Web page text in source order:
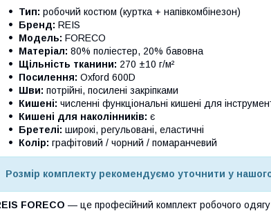
Тип: робочий костюм (куртка + напівкомбінезон)
Бренд: REIS
Модель: FORECO
Матеріал: 80% поліестер, 20% бавовна
Щільність тканини: 270 ±10 г/м²
Посилення: Oxford 600D
Шви: потрійні, посилені закріпками
Кишені: численні функціональні кишені для
Кишені для наколінників: є
Бретелі: широкі, регульовані, еластичні
Колір: графітовий / чорний / помаранчевий
Розмір комплекту рекомендуємо уточнити у
FORECO — це професійний комплект робочого